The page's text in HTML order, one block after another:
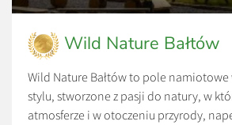
Wild Nature Bałtów
Wild Nature Bałtów to pole
stylu, stworzone z pasji do natury, w
atmosferze i w otoczeniu przyrody,